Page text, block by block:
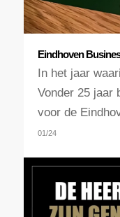
Eindhoven
In het jaar
Vonder 25 jaar
voor de
01/24